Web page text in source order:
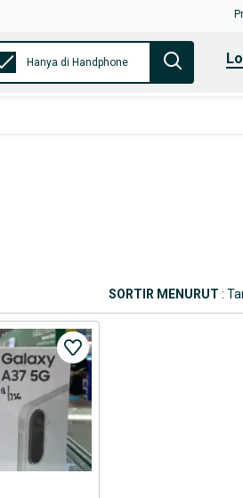
Hanya di Handphone
SORTIR MENURUT :